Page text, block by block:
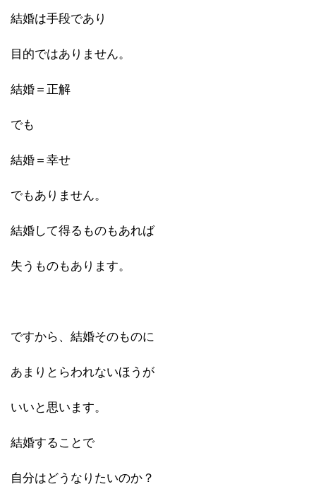
結婚は手段であり
目的ではありません。
結婚＝正解
でも
結婚＝幸せ
でもありません。
結婚して得るものもあれば
失うものもあります。
ですから、結婚そのものに
あまりとらわれないほうが
いいと思います。
結婚することで
自分はどうなりたいのか？